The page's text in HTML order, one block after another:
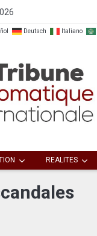
Deutsch Italiano
REALITES